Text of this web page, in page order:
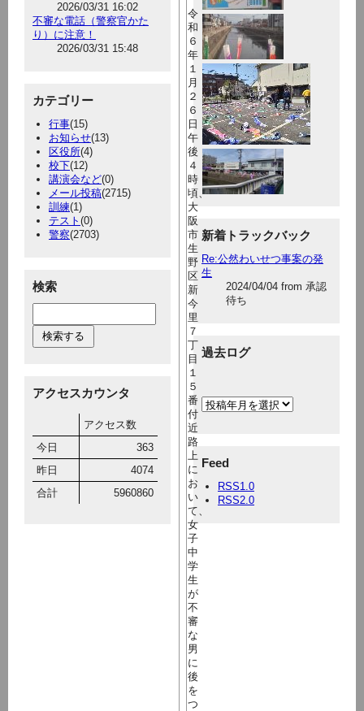
2026/03/31 16:02
不審な電話（警察官かた
り）に注意！
2026/03/31 15:48
カテゴリー
行事(15)
お知らせ(13)
区役所(4)
校下(12)
講演会など(0)
メール投稿(2715)
訓練(1)
テスト (0)
警察(2703)
検索
アクセスカウンタ
アクセス数
今日
363
昨日
4074
合計
5960860
新着トラックバック
Re:公然わいせつ事案の発
生
2024/04/04 from 承認
待ち
過去ログ
Feed
RSS1.0
RSS2.0
令
和
６
年
１
月
２
６
日
午
後
４
時
頃、
大
阪
市
生
野
区
新
今
里
７
丁
目
１
５
番
付
近
路
上
に
お
い
て、
女
子
中
学
生
が
不
審
な
男
に
後
を
つ